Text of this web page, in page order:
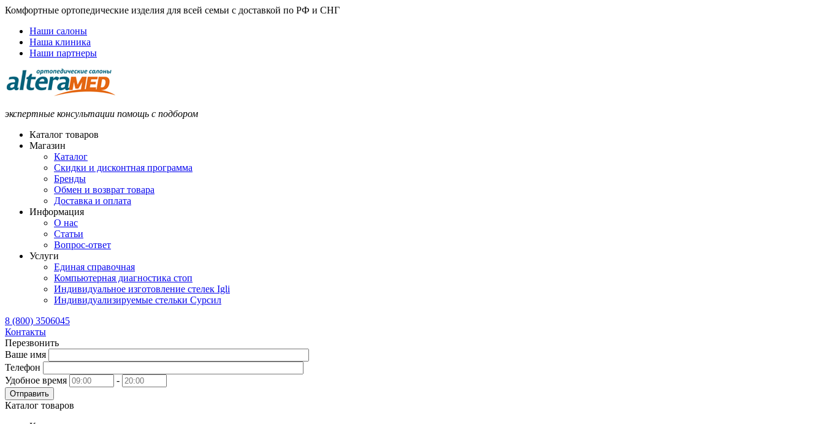
Комфортные ортопедические изделия для всей семьи с доставкой по РФ и СНГ
Наши салоны
Наша клиника
Наши партнеры
экспертные консультации помощь с подбором
Каталог товаров
Магазин
Каталог
Скидки и дисконтная программа
Бренды
Обмен и возврат товара
Доставка и оплата
Информация
О нас
Статьи
Вопрос-ответ
Услуги
Единая справочная
Компьютерная диагностика стоп
Индивидуальное изготовление стелек Igli
Индивидуализируемые стельки Сурсил
8 (800) 3506045
Контакты
Перезвонить
Ваше имя
Телефон
Удобное время
-
Отправить
Каталог товаров